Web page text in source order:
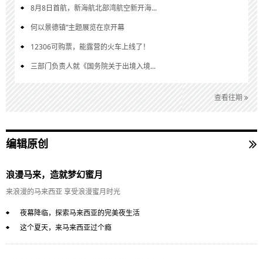
8月8日首航，新海航北部湾航空新开海...
何以景德镇”主题展览在京开幕
12306可购票，能露营的火车上线了！
三部门负责人就《国务院关于出境入境...
查看往期
编辑原创
浪漫马来，造就梦幻蜜月
来浪漫的马来西亚 享受浪漫蜜月时光
夜幕降临，探索马来西亚的完美夜生活
这个夏天，来马来西亚过个瘾